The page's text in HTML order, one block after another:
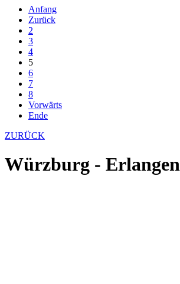
Anfang
Zurück
2
3
4
5
6
7
8
Vorwärts
Ende
ZURÜCK
Würzburg - Erlangen